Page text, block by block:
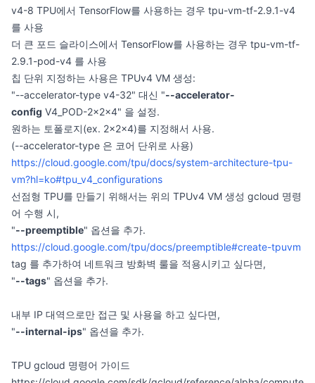
v4-8 TPU에서 TensorFlow를 사용하는 경우 tpu-vm-tf-2.9.1-v4
를 사용
더 큰 포드 슬라이스에서 TensorFlow를 사용하는 경우 tpu-vm-tf-
2.9.1-pod-v4 를 사용
칩 단위 지정하는 사용은 TPUv4 VM 생성:
"--accelerator-type v4-32" 대신 "--accelerator-
config V4_POD-2x2x4" 을 설정.
원하는 토폴로지(ex. 2x2x4)를 지정해서 사용.
(--accelerator-type 은 코어 단위로 사용)
https://cloud.google.com/tpu/docs/system-architecture-tpu-
vm?hl=ko#tpu_v4_configurations
선점형 TPU를 만들기 위해서는 위의 TPUv4 VM 생성 gcloud 명령
어 수행 시,
"--preemptible" 옵션을 추가.
https://cloud.google.com/tpu/docs/preemptible#create-tpuvm
tag 를 추가하여 네트워크 방화벽 룰을 적용시키고 싶다면,
"--tags" 옵션을 추가.
내부 IP 대역으로만 접근 및 사용을 하고 싶다면,
"--internal-ips" 옵션을 추가.
TPU gcloud 명령어 가이드